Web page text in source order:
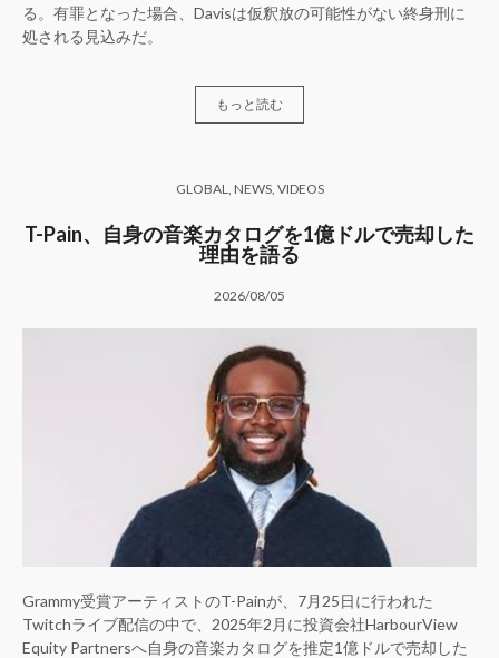
る。有罪となった場合、Davisは仮釈放の可能性がない終身刑に
処される見込みだ。
もっと読む
GLOBAL NEWS, VIDEOS
T-Pain、自身の音楽カタログを1億ドルで売却した
理由を語る
2026/08/05
Grammy受賞アーティストのT-Painが、7月25日に行われた
Twitchライブ配信の中で、2025年2月に投資会社HarbourView
Equity Partnersへ自身の音楽カタログを推定1億ドルで売却した